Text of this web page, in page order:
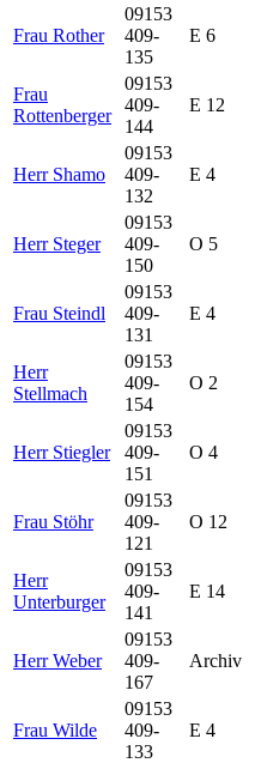
Frau Rother
09153
409-
135
E 6
Frau
Rottenberger
09153
409-
144
E 12
Herr Shamo
09153
409-
132
E 4
Herr Steger
09153
409-
150
O 5
Frau Steindl
09153
409-
131
E 4
Herr
Stellmach
09153
409-
154
O 2
Herr Stiegler
09153
409-
151
O 4
Frau Stöhr
09153
409-
121
O 12
Herr
Unterburger
09153
409-
141
E 14
Herr Weber
09153
409-
167
Archiv
Frau Wilde
09153
409-
133
E 4